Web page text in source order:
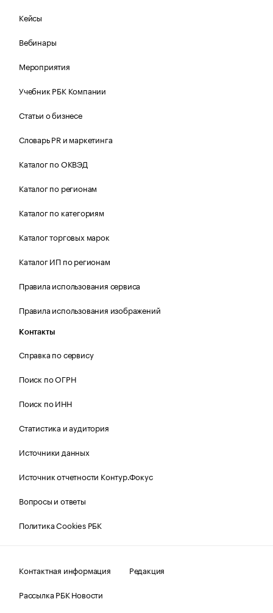
Кейсы
Вебинары
Мероприятия
Учебник РБК Компании
Статьи о бизнесе
Словарь PR и маркетинга
Каталог по ОКВЭД
Каталог по регионам
Каталог по категориям
Каталог торговых марок
Каталог ИП по регионам
Правила использования сервиса
Правила использования изображений
Контакты
Справка по сервису
Поиск по ОГРН
Поиск по ИНН
Статистика и аудитория
Источники данных
Источник отчетности Контур.Фокус
Вопросы и ответы
Политика Cookies РБК
Контактная информация
Редакция
Рассылка РБК Новости